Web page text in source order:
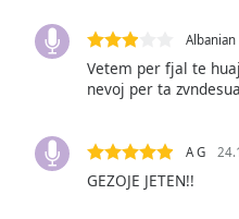
off,
selected
subtitles
settings,
opens
Vetem per fjal te
nevoj per ta
A G
GEZOJE JETEN!!